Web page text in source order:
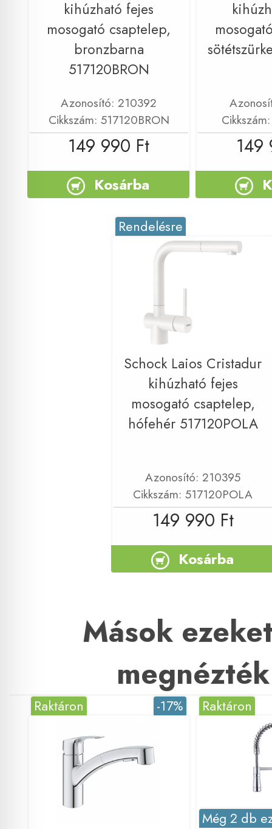
kihúzható fejes
mosogató csaptelep,
bronzbarna
517120BRON
Azonosító: 210392
Cikkszám: 517120BRON
149 990 Ft
Kosárba
149
Rendelésre
Schock Laios Cristadur
kihúzható fejes
mosogató csaptelep,
hófehér 517120POLA
Azonosító: 210395
Cikkszám: 517120POLA
149 990 Ft
Kosárba
Mások
megnézték
-17%
Raktáron Raktáron
Még 2 db